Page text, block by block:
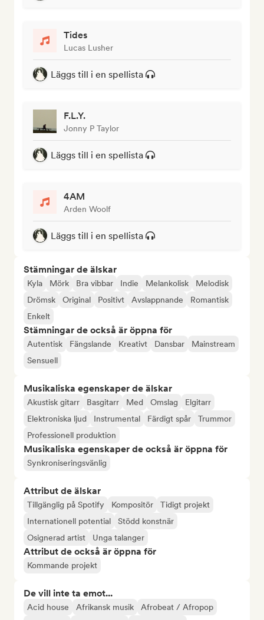
Tides
Lucas Lusher
Läggs till i en spellista
F.L.Y.
Jonny P Taylor
Läggs till i en spellista
4AM
Arden Woolf
Läggs till i en spellista
Stämningar de älskar
Kyla Mörk Bra vibbar Indie Melankolisk
Melodisk
Drömsk
Original Positivt Avslappnande
Romantisk
Enkelt
Stämningar de också är öppna för
Autentisk Fängslande Kreativt Dansbar
Mainstream
Sensuell
Musikaliska egenskaper de älskar
Akustisk gitarr Basgitarr Med Omslag
Elgitarr
Elektroniska ljud
Instrumental Färdigt spår
Trummor
Professionell produktion
Musikaliska egenskaper de också är öppna för
Synkroniseringsvänlig
Attribut de älskar
Tillgänglig på Spotify Kompositör
Tidigt projekt
Internationell potential
Stödd konstnär
Osignerad artist
Unga talanger
Attribut de också är öppna för
Kommande projekt
De vill inte ta emot...
Acid house Afrikansk musik
Afrobeat / Afropop